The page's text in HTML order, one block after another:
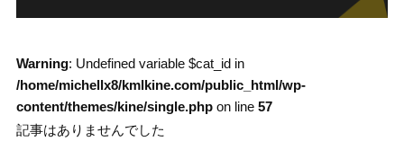
Warning: Undefined variable $cat_id in
/home/michellx8/kmlkine.com/public_html/wp-
content/themes/kine/single.phpon line 57
記事はありませんでした